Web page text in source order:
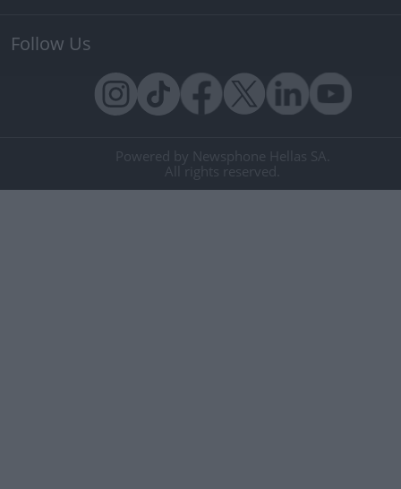
Follow Us
Powered by Newsphone Hellas SA.
All rights reserved.